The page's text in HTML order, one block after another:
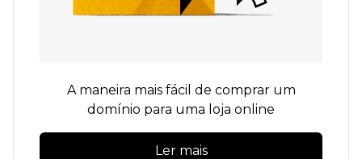
A maneira mais fácil de comprar um
domínio para uma loja online
Ler mais